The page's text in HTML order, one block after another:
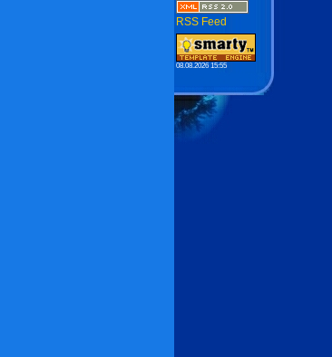
RSS Feed
08.08.2026 15:55